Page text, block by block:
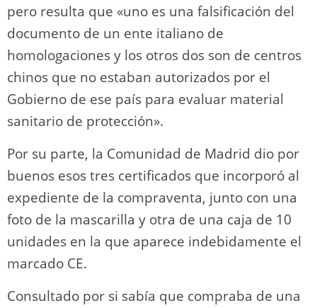
pero resulta que «uno es una falsificación del
documento de un ente italiano de
homologaciones y los otros dos son de centros
chinos que no estaban autorizados por el
Gobierno de ese país para evaluar material
sanitario de protección».
Por su parte, la Comunidad de Madrid dio por
buenos esos tres certificados que incorporó al
expediente de la compraventa, junto con una
foto de la mascarilla y otra de una caja de 10
unidades en la que aparece indebidamente el
marcado CE.
Consultado por si sabía que compraba de una